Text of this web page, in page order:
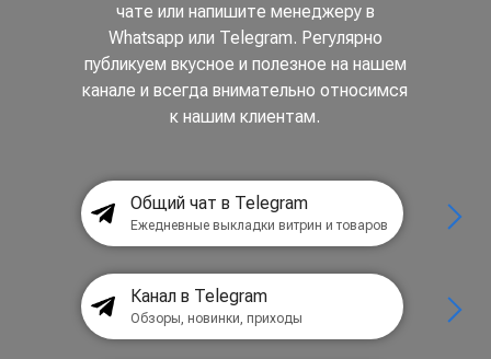
чате или напишите менеджеру в
Whatsapp или Telegram. Регулярно
публикуем вкусное и полезное на нашем
канале и всегда внимательно относимся
к нашим клиентам.
Общий чат в Telegram
Ежедневные выкладки витрин и товаров
Канал в Telegram
Обзоры, новинки, приходы